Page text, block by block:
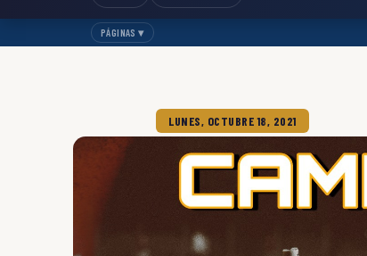
PÁGINAS ▾
LUNES, OCTUBRE 18, 2021